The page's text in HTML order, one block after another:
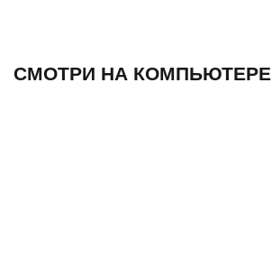
СМОТРИ НА КОМПЬЮТЕРЕ